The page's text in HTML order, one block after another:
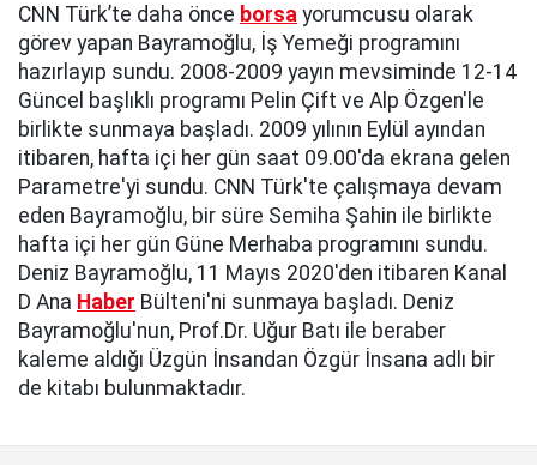
CNN Türk’te daha önce borsa yorumcusu olarak
görev yapan Bayramoğlu, İş Yemeği programını
hazırlayıp sundu. 2008-2009 yayın mevsiminde 12-14
Güncel başlıklı programı Pelin Çift ve Alp Özgen'le
birlikte sunmaya başladı. 2009 yılının Eylül ayından
itibaren, hafta içi her gün saat 09.00'da ekrana gelen
Parametre'yi sundu. CNN Türk'te çalışmaya devam
eden Bayramoğlu, bir süre Semiha Şahin ile birlikte
hafta içi her gün Güne Merhaba programını sundu.
Deniz Bayramoğlu, 11 Mayıs 2020'den itibaren Kanal
D Ana Haber Bülteni'ni sunmaya başladı. Deniz
Bayramoğlu'nun, Prof.Dr. Uğur Batı ile beraber
kaleme aldığı Üzgün İnsandan Özgür İnsana adlı bir
de kitabı bulunmaktadır.